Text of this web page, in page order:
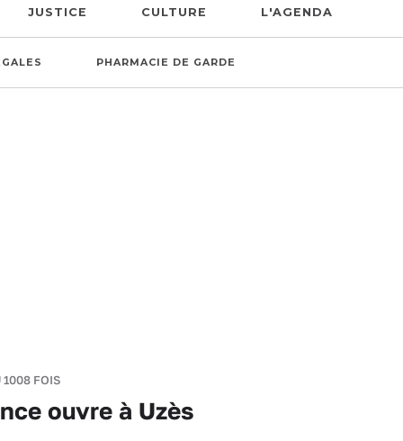
JUSTICE CULTURE L'AGENDA
PHARMACIE DE GARDE
FOIS
ouvre à Uzès